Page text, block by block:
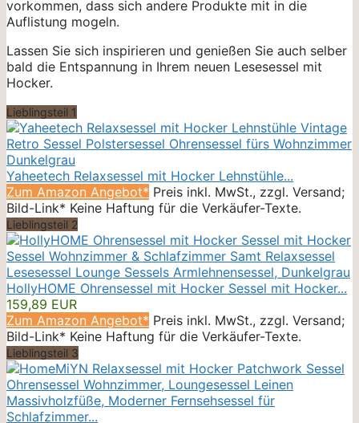
vorkommen, dass sich andere Produkte mit in die
Auflistung mogeln.
Lassen Sie sich inspirieren und genießen Sie auch selber
bald die Entspannung in Ihrem neuen Lesesessel mit
Hocker.
Lieblingsteil 1
Yaheetech Relaxsessel mit Hocker Lehnstühle...
Zum Amazon Angebot* Preis inkl. MwSt., zzgl. Versand;
Bild-Link* Keine Haftung für die Verkäufer-Texte.
Lieblingsteil 2
HollyHOME Ohrensessel mit Hocker Sessel mit Hocker...
159,89 EUR
Zum Amazon Angebot* Preis inkl. MwSt., zzgl. Versand;
Bild-Link* Keine Haftung für die Verkäufer-Texte.
Lieblingsteil 3